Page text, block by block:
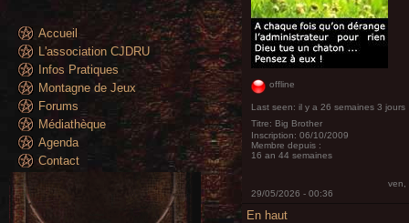
Accueil
L'association CJDRU
Infos Pratiques
Montagne de Jeux
Forums
Médiathèque
Agenda
Contact
offline
Last seen: il y a 26 semaines 3 jours
Titre: Big Brother
Inscription: 06/10/2009
Membre depuis :
16 an 44 semaines
ven,
29/05/2026 - 00:36
En haut